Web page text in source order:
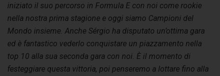
iniziato il suo percorso in Formula E con noi come rookie
nella nostra prima stagione e oggi siamo Campioni del
Mondo insieme. Anche Sérgio ha disputato un’ottima gara
ed è fantastico vederlo conquistare un piazzamento nella
top 10 alla sua seconda gara con noi. È il momento di
festeggiare questa vittoria, poi penseremo a lottare fino alla